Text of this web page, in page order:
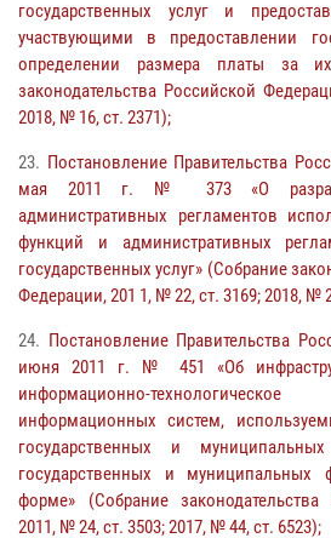
государственных услуг и
участвующими в предоставлении
определении размера платы за
законодательства Российской
2018, № 16, ст. 2371);
23. Постановление Правительства
мая 2011 г. № 373 «О
административных регламентов
функций и административных
государственных услуг» (Собрание
Федерации, 201 1, № 22, ст. 3169; 2018, №
24. Постановление Правительства
июня 2011 г. № 451 «Об
информационно-
информационных систем,
государственных и
государственных и муниципальных
форме» (Собрание
2011, № 24, ст. 3503; 2017, № 44, ст. 6523);